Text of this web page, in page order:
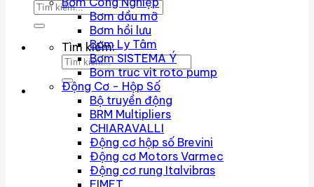
Tìm kiếm:
Bơm dầu mỡ
Bơm hồi lưu
Bơm Ly Tâm
Bơm SISTEMA Ý
Bom truc vit roto pump
Động Cơ - Hộp Số
Bộ truyền động
BRM Multipliers
CHIARAVALLI
Động cơ hộp số Brevini
Động cơ Motors Varmec
Động cơ rung Italvibras
FIMET